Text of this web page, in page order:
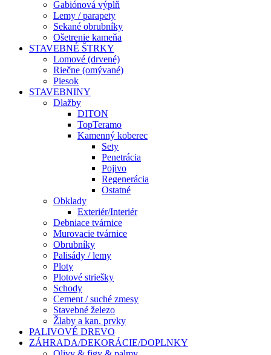
Gabiónová výplň
Lemy / parapety
Sekané obrubníky
Ošetrenie kameňa
STAVEBNÉ ŠTRKY
Lomové (drvené)
Riečne (omývané)
Piesok
STAVEBNINY
Dlažby
DITON
TopTeramo
Kamenný koberec
Sety
Penetrácia
Pojivo
Regenerácia
Ostatné
Obklady
Exteriér/Interiér
Debniace tvárnice
Murovacie tvárnice
Obrubníky
Palisády / lemy
Ploty
Plotové striešky
Schody
Cement / suché zmesy
Stavebné železo
Žlaby a kan. prvky
PALIVOVÉ DREVO
ZÁHRADA/DEKORÁCIE/DOPLNKY